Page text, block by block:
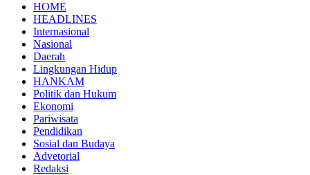
HOME
HEADLINES
Internasional
Nasional
Daerah
Lingkungan Hidup
HANKAM
Politik dan Hukum
Ekonomi
Pariwisata
Pendidikan
Sosial dan Budaya
Advetorial
Redaksi